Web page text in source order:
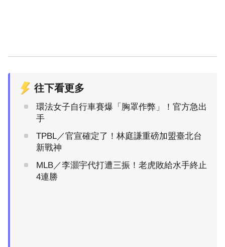
往下看更多
環法女子自行車賽爆「胸罩作弊」！官方急出
手
TPBL／官宣確定了！林庭謙重磅加盟臺北台
新戰神
MLB／李灝宇代打遭三振！老虎敗給水手終止
4連勝